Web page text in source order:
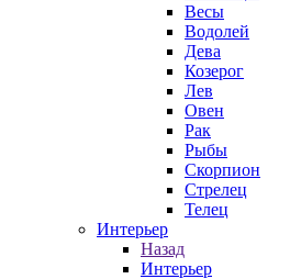
Весы
Водолей
Дева
Козерог
Лев
Овен
Рак
Рыбы
Скорпион
Стрелец
Телец
Интерьер
Назад
Интерьер